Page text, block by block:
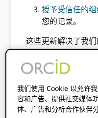
授予受信任的
您的记录。
这些更新解决了我
提出的一些改进建
部！ 明年我们在这
作为项目的一部分
验现代化并提高注
可持续的建筑。 当
此机会进行了这些
我们使用 Cookie 以允许
容和广告、提供社交媒体
体、广告和分析合作伙伴